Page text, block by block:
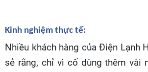
Kinh nghiệm thực tế:
Nhiều khách hàng của Điện Lạnh
sẻ rằng, chỉ vì cố dùng thêm vài